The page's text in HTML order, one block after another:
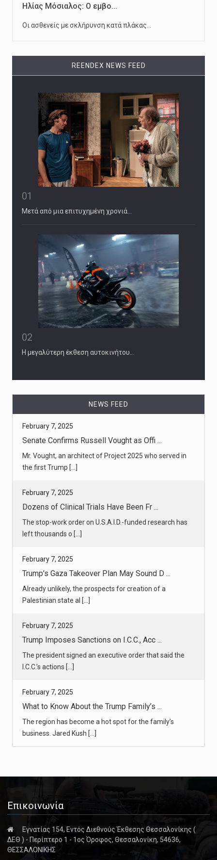
Ηλίας Μόσιαλος: Ο εμβο...
Οι ασθενείς με σκλήρυνση κατά πλάκας…
REENDEX NEWS FEED
01
Μετά από μια επιτυχημένη χρονιά…
02
Η μεγαλύτερη έκθεση αυτοκινήτου…
NEWS FEED
February 7, 2025
Dozens of Clinical Trials Have Been Fr ...
The stop-work order on U.S.A.I.D.-funded research has
left thousands o [...]
February 7, 2025
Trump’s Gaza Takeover Plan May Sound D ...
Already unlikely, the prospects for creation of a
Palestinian state al [...]
February 7, 2025
Trump Imposes Sanctions on I.C.C., Acc ...
The president signed an executive order that said the
I.C.C.’s actions [...]
February 7, 2025
What to Know About the Trump Family’s ...
The region has become a hot spot for the family’s
business. Jared Kush [...]
February 7, 2025
NCAA Bars Transgender Athletes From Wo ...
The decision, effective immediately, came a day after
President Trump [...]
Washington air [...]
February 6, 2025
Army Helicopter’s Tracking Technology ...
Επικοινωνία
Εγνατίας 154, Εντός Διεθνούς Έκθεσης Θεσσαλονίκης (
ΔΕΘ ) - Περίπτερο 1 - 1ος Όροφος, Θεσσαλονίκη, 54636,
ΘΕΣΣΑΛΟΝΙΚΗΣ